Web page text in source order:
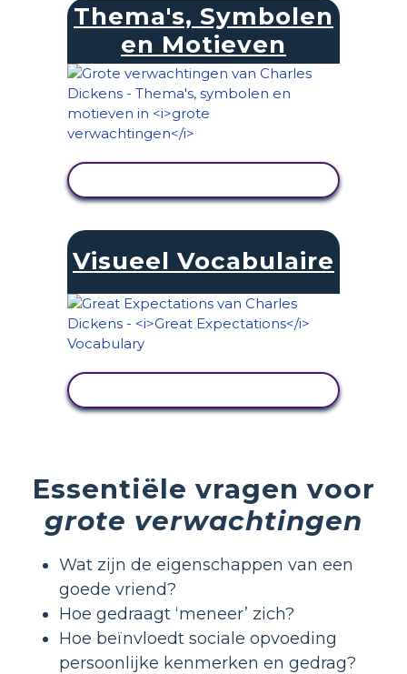
Thema's, Symbolen
en Motieven
Visueel Vocabulaire
Essentiële vragen voor
grote verwachtingen
Wat zijn de eigenschappen van een
goede vriend?
Hoe gedraagt ​​‘meneer’ zich?
Hoe beïnvloedt sociale opvoeding
persoonlijke kenmerken en gedrag?